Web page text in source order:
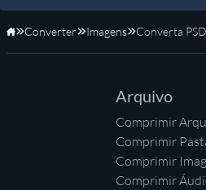
Início
Converter Imagens Converta
Arquivo
Comprimir
Comprimir
Comprimir
Comprimir